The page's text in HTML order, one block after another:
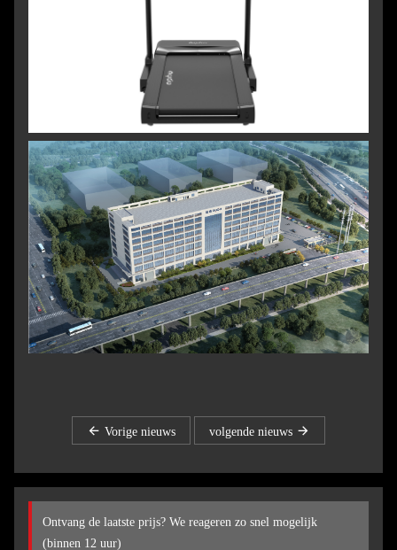
Vorige nieuws volgende nieuws
Ontvang de laatste prijs? We reageren zo snel mogelijk
(binnen 12 uur)